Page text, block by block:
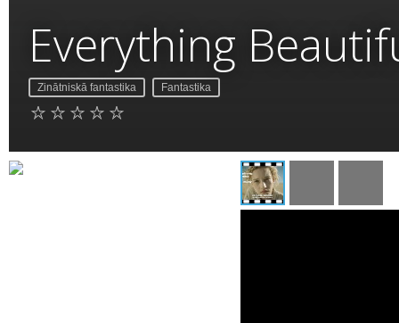
Everything
Zinātniskā fantastika Fantastika